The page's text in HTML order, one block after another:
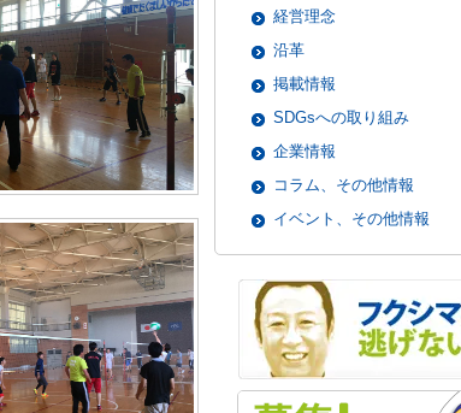
経営理念
沿革
掲載情報
SDGsへの取り組み
企業情報
コラム、その他情報
イベント、その他情報